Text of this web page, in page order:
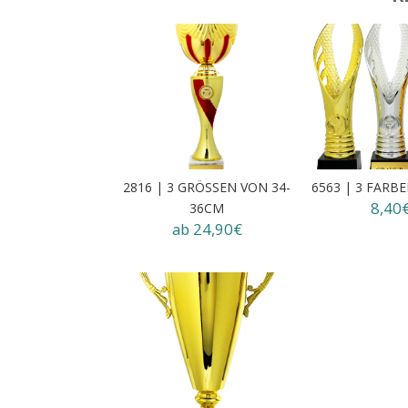
2816 | 3 GRÖSSEN VON 34-3
6CM
ab 24,90€
6563 | 3